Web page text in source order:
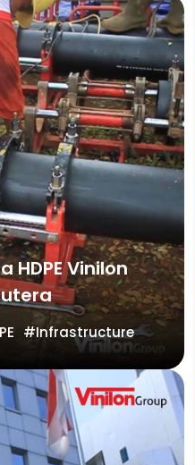
HDPE Vinilon
Infrastructure